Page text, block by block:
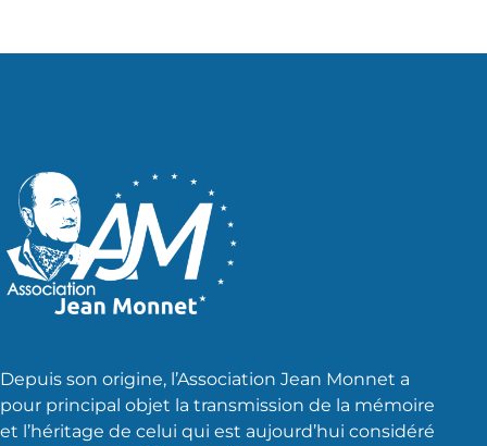
Depuis son origine, l’Association Jean Monnet a
pour principal objet la transmission de la mémoire
et l’héritage de celui qui est aujourd’hui considéré